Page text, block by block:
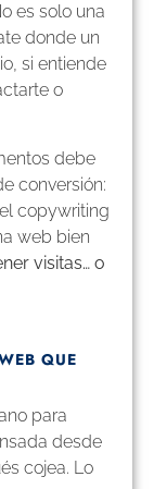
es solo una
donde un
si entiende
o
debe
conversión:
copywriting
web bien
visitas… o
QUE
para
desde
cojea. Lo